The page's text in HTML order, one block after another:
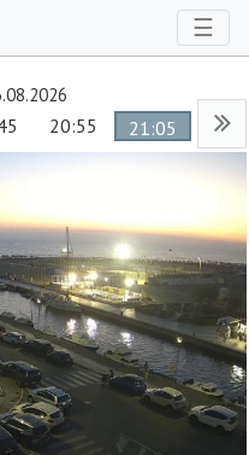
☰
20:55 21:05